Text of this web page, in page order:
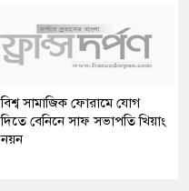
বিশ্ব সামাজিক ফোরামে যোগ
দিতে বেনিনে সাফ সভাপতি খিয়াং
নয়ন